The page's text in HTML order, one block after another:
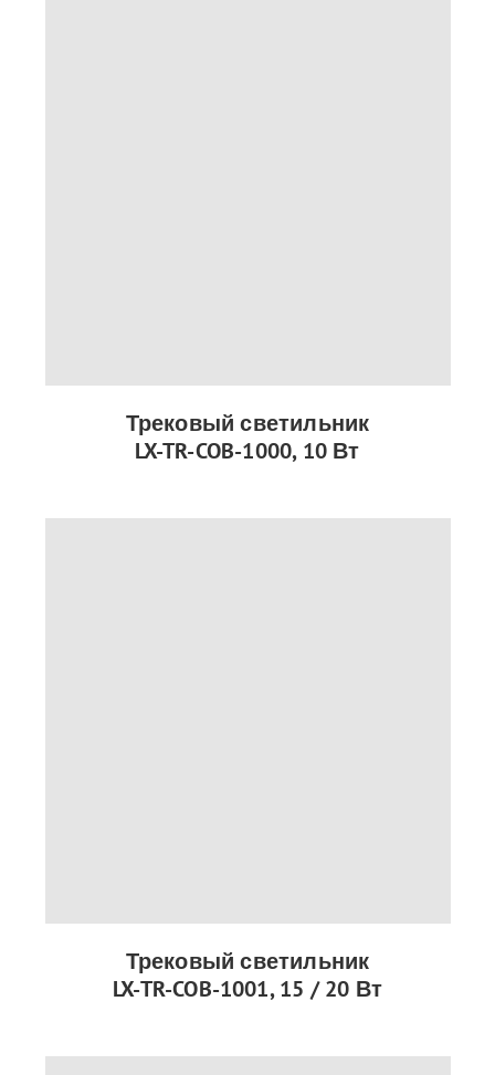
Трековый светильник
LX-TR-COB-1000, 10 Вт
Трековый светильник
LX-TR-COB-1001, 15 / 20 Вт